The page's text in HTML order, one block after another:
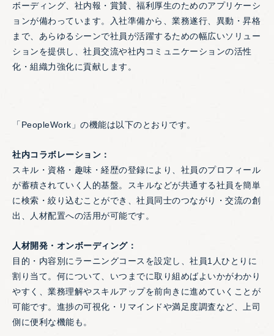
ボーディング、社内報・賞賛、福利厚生のためのアプリケーシ
ョンが備わっています。入社準備から、業務遂行、異動・昇格
まで、あらゆるシーンで社員が活躍するための幅広いソリュー
ションを提供し、社員交流や社内コミュニケーションの活性
化・組織力強化に貢献します。
「PeopleWork」の機能は以下のとおりです。
社内コラボレーション：
スキル・資格・趣味・経歴の登録により、社員のプロフィール
が蓄積されていく人的基盤。スキルなどが共通する社員を簡単
に検索・絞り込むことができ、社員同士のつながり・交流の創
出、人材配置への活用が可能です。
人材開発・オンボーディング：
目的・内容別にラーニングコースを設定し、社員1人ひとりに
割り当て。何について、いつまでに取り組めばよいかがわかり
やすく、業務理解やスキルアップを前向きに進めていくことが
可能です。進捗の可視化・リマインドや満足度調査など、上司
側に便利な機能も。